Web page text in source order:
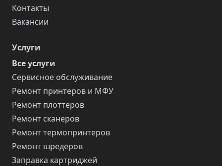
Контакты
Вакансии
Услуги
Все услуги
Сервисное обслуживание
Ремонт принтеров и МФУ
Ремонт плоттеров
Ремонт сканеров
Ремонт термопринтеров
Ремонт шредеров
Заправка картриджей